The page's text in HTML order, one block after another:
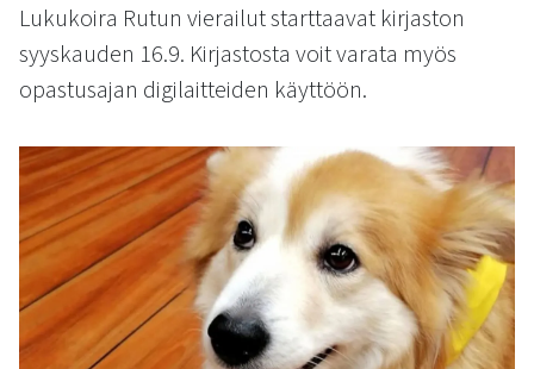
voivat
käyttää
kosketus-
ja
Lukukoira Rutun vierailut starttaavat kirjaston
syyskauden 16.9. Kirjastosta voit varata myös
opastusajan digilaitteiden käyttöön.